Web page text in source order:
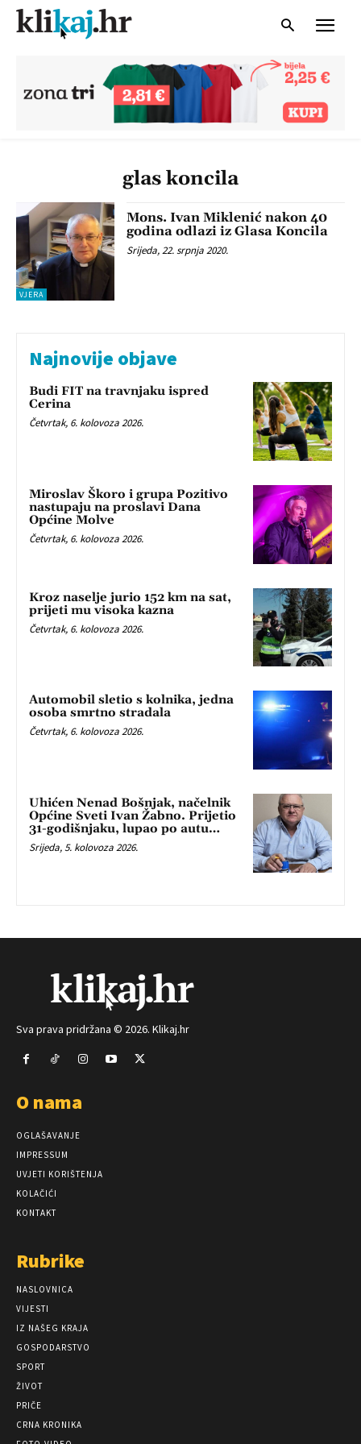
glas koncila
VJERA
Mons. Ivan Miklenić nakon 40
godina odlazi iz Glasa Koncila
Srijeda, 22. srpnja 2020.
Najnovije objave
Budi FIT na travnjaku ispred
Cerina
Četvrtak, 6. kolovoza 2026.
Miroslav Škoro i grupa Pozitivo
nastupaju na proslavi Dana
Općine Molve
Četvrtak, 6. kolovoza 2026.
Kroz naselje jurio 152 km na sat,
prijeti mu visoka kazna
Četvrtak, 6. kolovoza 2026.
Automobil sletio s kolnika, jedna
osoba smrtno stradala
Četvrtak, 6. kolovoza 2026.
Uhićen Nenad Bošnjak, načelnik
Općine Sveti Ivan Žabno. Prijetio
31-godišnjaku, lupao po autu…
Srijeda, 5. kolovoza 2026.
Sva prava pridržana © 2026. Klikaj.hr
O nama
OGLAŠAVANJE
IMPRESSUM
UVJETI KORIŠTENJA
KOLAČIĆI
KONTAKT
Rubrike
NASLOVNICA
VIJESTI
IZ NAŠEG KRAJA
GOSPODARSTVO
SPORT
ŽIVOT
PRIČE
CRNA KRONIKA